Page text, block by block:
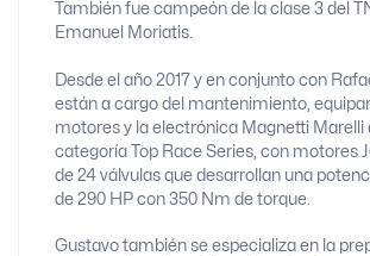
También fue campeón de la clase 3 del
Emanuel Moriatis.
Desde el año 2017 y en conjunto con
están a cargo del mantenimiento,
motores y la electrónica Magnetti Marelli
categoría Top Race Series, con motores
de 24 válvulas que desarrollan una
de 290 HP con 350 Nm de torque.
Gustavo también se especializa en la